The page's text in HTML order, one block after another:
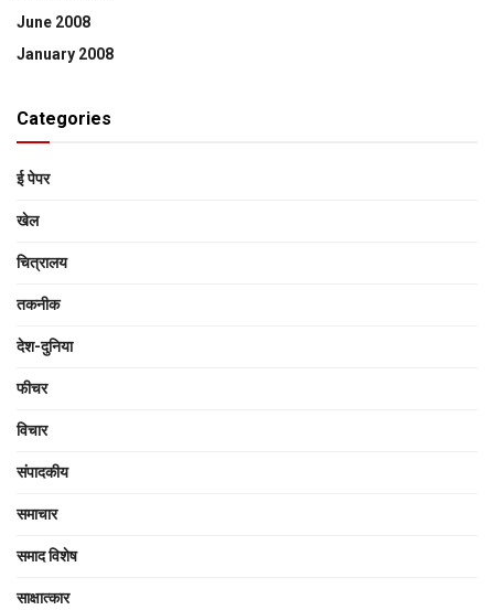
June 2008
January 2008
Categories
ई पेपर
खेल
चित्रालय
तकनीक
देश-दुनिया
फीचर
विचार
संपादकीय
समाचार
समाद विशेष
साक्षात्‍कार